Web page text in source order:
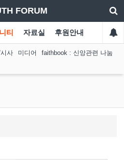
FORUM
티 자료실 후원안내
사 미디어
faithbook : 신앙관련 나눔